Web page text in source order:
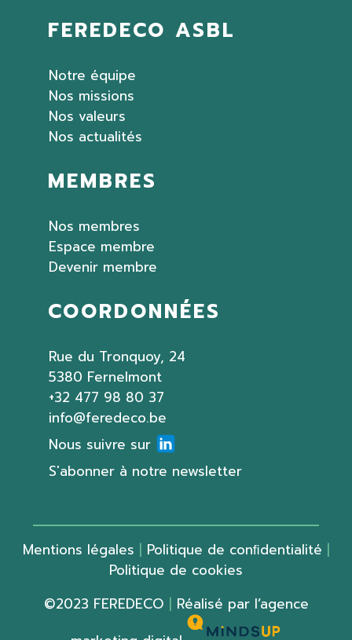
FEREDECO ASBL
Notre équipe
Nos missions
Nos valeurs
Nos actualités
MEMBRES
Nos membres
Espace membre
Devenir membre
COORDONNÉES
Rue du Tronquoy, 24
5380 Fernelmont
+32 477 98 80 37
info@feredeco.be
Nous suivre sur
S'abonner à notre newsletter
Mentions légales | Politique de conﬁdentialité |
Politique de cookies
©2023 FEREDECO | Réalisé par l’agence